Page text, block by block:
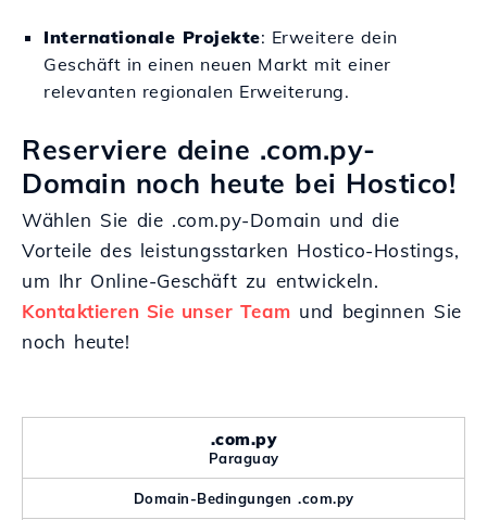
Internationale Projekte: Erweitere dein
Geschäft in einen neuen Markt mit einer
relevanten regionalen Erweiterung.
Reserviere deine .com.py-
Domain noch heute bei Hostico!
Wählen Sie die .com.py-Domain und die
Vorteile des leistungsstarken Hostico-Hostings,
um Ihr Online-Geschäft zu entwickeln.
Kontaktieren Sie unser Team und beginnen Sie
noch heute!
.com.py
Paraguay
Domain-Bedingungen .com.py